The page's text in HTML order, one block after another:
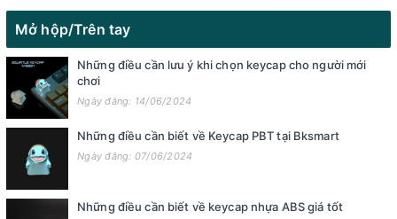
Mở hộp/Trên tay
Những điều cần lưu ý khi chọn keycap cho người mới
chơi
Ngày đăng: 14/06/2024
Những điều cần biết về Keycap PBT tại Bksmart
Ngày đăng: 07/06/2024
Những điều cần biết về keycap nhựa ABS giá tốt